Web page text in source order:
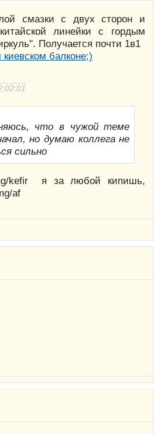
смазки с двух сторон и
линейки с гордым
Получается почти 1в1
что в чужой теме
но думаю коллега не
сильно
я за любой кипишь,